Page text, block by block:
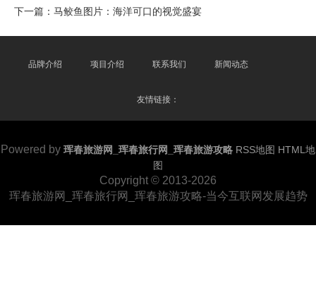
下一篇： 马鲛鱼图片：海洋可口的视觉盛宴
品牌介绍 项目介绍 联系我们 新闻动态
友情链接：
Powered by 珲春旅游网_珲春旅行网_珲春旅游攻略 RSS地图 HTML地
图
Copyright © 2013-2026
珲春旅游网_珲春旅行网_珲春旅游攻略-当今互联网发展趋势